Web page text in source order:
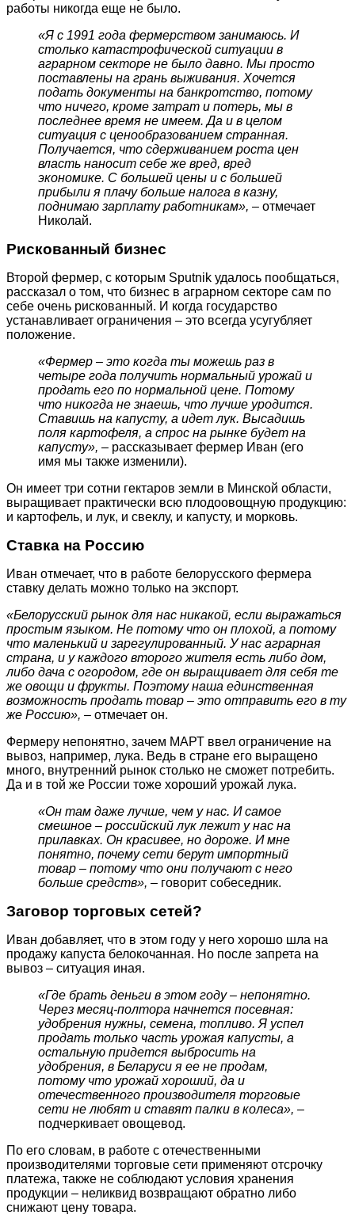
работы никогда еще не было.
«Я с 1991 года фермерством занимаюсь. И
столько катастрофической ситуации в
аграрном секторе не было давно. Мы просто
поставлены на грань выживания. Хочется
подать документы на банкротство, потому
что ничего, кроме затрат и потерь, мы в
последнее время не имеем. Да и в целом
ситуация с ценообразованием странная.
Получается, что сдерживанием роста цен
власть наносит себе же вред, вред
экономике. С большей цены и с большей
прибыли я плачу больше налога в казну,
поднимаю зарплату работникам», – отмечает
Николай.
Рискованный бизнес
Второй фермер, с которым Sputnik удалось пообщаться,
рассказал о том, что бизнес в аграрном секторе сам по
себе очень рискованный. И когда государство
устанавливает ограничения – это всегда усугубляет
положение.
«Фермер – это когда ты можешь раз в
четыре года получить нормальный урожай и
продать его по нормальной цене. Потому
что никогда не знаешь, что лучше уродится.
Ставишь на капусту, а идет лук. Высадишь
поля картофеля, а спрос на рынке будет на
капусту», – рассказывает фермер Иван (его
имя мы также изменили).
Он имеет три сотни гектаров земли в Минской области,
выращивает практически всю плодоовощную продукцию:
и картофель, и лук, и свеклу, и капусту, и морковь.
Ставка на Россию
Иван отмечает, что в работе белорусского фермера
ставку делать можно только на экспорт.
«Белорусский рынок для нас никакой, если выражаться
простым языком. Не потому что он плохой, а потому
что маленький и зарегулированный. У нас аграрная
страна, и у каждого второго жителя есть либо дом,
либо дача с огородом, где он выращивает для себя те
же овощи и фрукты. Поэтому наша единственная
возможность продать товар – это отправить его в ту
же Россию», – отмечает он.
Фермеру непонятно, зачем МАРТ ввел ограничение на
вывоз, например, лука. Ведь в стране его выращено
много, внутренний рынок столько не сможет потребить.
Да и в той же России тоже хороший урожай лука.
«Он там даже лучше, чем у нас. И самое
смешное – российский лук лежит у нас на
прилавках. Он красивее, но дороже. И мне
понятно, почему сети берут импортный
товар – потому что они получают с него
больше средств», – говорит собеседник.
Заговор торговых сетей?
Иван добавляет, что в этом году у него хорошо шла на
продажу капуста белокочанная. Но после запрета на
вывоз – ситуация иная.
«Где брать деньги в этом году – непонятно.
Через месяц-полтора начнется посевная:
удобрения нужны, семена, топливо. Я успел
продать только часть урожая капусты, а
остальную придется выбросить на
удобрения, в Беларуси я ее не продам,
потому что урожай хороший, да и
отечественного производителя торговые
сети не любят и ставят палки в колеса», –
подчеркивает овощевод.
По его словам, в работе с отечественными
производителями торговые сети применяют отсрочку
платежа, также не соблюдают условия хранения
продукции – неликвид возвращают обратно либо
снижают цену товара.